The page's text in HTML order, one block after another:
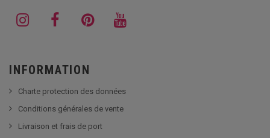
INFORMATION
Charte protection des données
Conditions générales de vente
Livraison et frais de port